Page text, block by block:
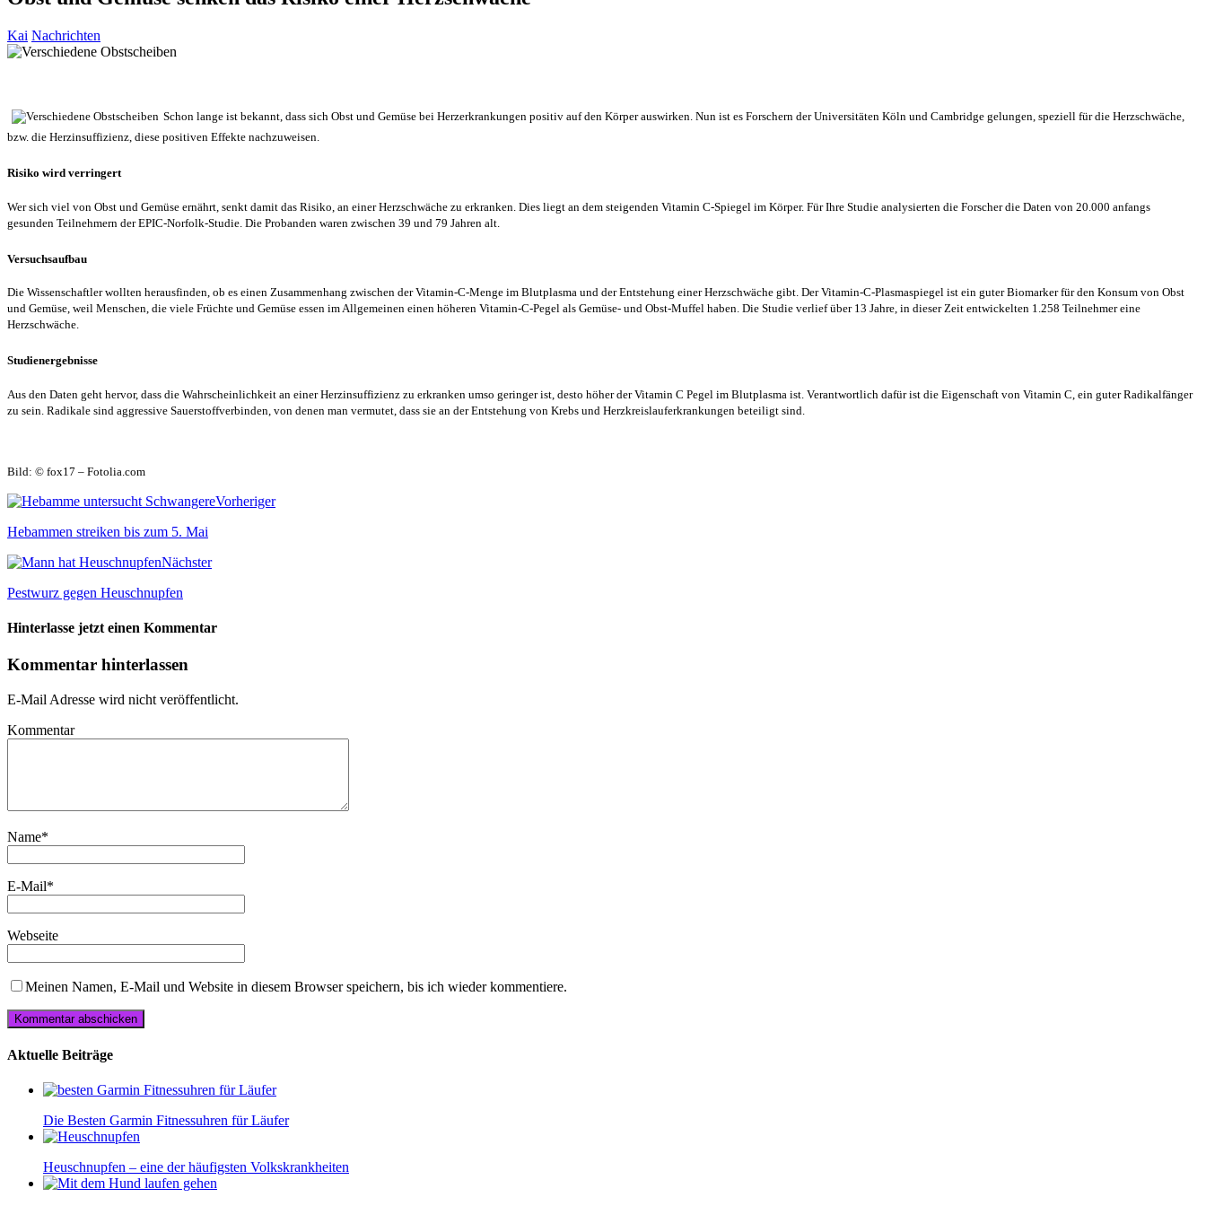
Kai Nachrichten
Schon lange ist bekannt, dass sich Obst und Gemüse bei Herzerkrankungen positiv auf den Körper auswirken. Nun ist es Forschern der Universitäten Köln und Cambridge gelungen, speziell für die Herzschwäche,
bzw. die Herzinsuffizienz, diese positiven Effekte nachzuweisen.
Risiko wird verringert
Wer sich viel von Obst und Gemüse ernährt, senkt damit das Risiko, an einer Herzschwäche zu erkranken. Dies liegt an dem steigenden Vitamin C-Spiegel im Körper. Für Ihre Studie analysierten die Forscher die Daten von 20.000 anfangs
gesunden Teilnehmern der EPIC-Norfolk-Studie. Die Probanden waren zwischen 39 und 79 Jahren alt.
Versuchsaufbau
Die Wissenschaftler wollten herausfinden, ob es einen Zusammenhang zwischen der Vitamin-C-Menge im Blutplasma und der Entstehung einer Herzschwäche gibt. Der Vitamin-C-Plasmaspiegel ist ein guter Biomarker für den Konsum von Obst
und Gemüse, weil Menschen, die viele Früchte und Gemüse essen im Allgemeinen einen höheren Vitamin-C-Pegel als Gemüse- und Obst-Muffel haben. Die Studie verlief über 13 Jahre, in dieser Zeit entwickelten 1.258 Teilnehmer eine
Herzschwäche.
Studienergebnisse
Aus den Daten geht hervor, dass die Wahrscheinlichkeit an einer Herzinsuffizienz zu erkranken umso geringer ist, desto höher der Vitamin C Pegel im Blutplasma ist. Verantwortlich dafür ist die Eigenschaft von Vitamin C, ein guter Radikalfänger
zu sein. Radikale sind aggressive Sauerstoffverbinden, von denen man vermutet, dass sie an der Entstehung von Krebs und Herzkreislauferkrankungen beteiligt sind.
Bild: © fox17 – Fotolia.com
Vorheriger
Hebammen streiken bis zum 5. Mai
Nächster
Pestwurz gegen Heuschnupfen
Hinterlasse jetzt einen Kommentar
Kommentar hinterlassen
E-Mail Adresse wird nicht veröffentlicht.
Kommentar
Name*
E-Mail*
Webseite
Meinen Namen, E-Mail und Website in diesem Browser speichern, bis ich wieder kommentiere.
Aktuelle Beiträge
Die Besten Garmin Fitnessuhren für Läufer
Heuschnupfen – eine der häufigsten Volkskrankheiten